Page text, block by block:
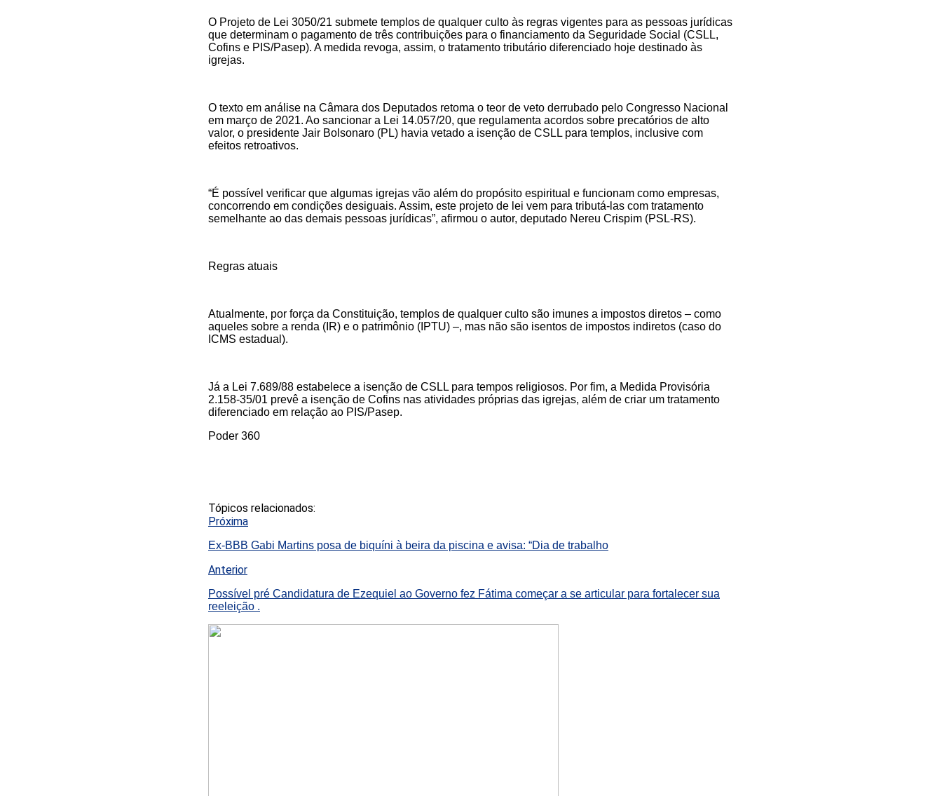
O Projeto de Lei 3050/21 submete templos de qualquer culto às regras vigentes para as pessoas jurídicas
que determinam o pagamento de três contribuições para o financiamento da Seguridade Social (CSLL,
Cofins e PIS/Pasep). A medida revoga, assim, o tratamento tributário diferenciado hoje destinado às
igrejas.
O texto em análise na Câmara dos Deputados retoma o teor de veto derrubado pelo Congresso Nacional
em março de 2021. Ao sancionar a Lei 14.057/20, que regulamenta acordos sobre precatórios de alto
valor, o presidente Jair Bolsonaro (PL) havia vetado a isenção de CSLL para templos, inclusive com
efeitos retroativos.
“É possível verificar que algumas igrejas vão além do propósito espiritual e funcionam como empresas,
concorrendo em condições desiguais. Assim, este projeto de lei vem para tributá-las com tratamento
semelhante ao das demais pessoas jurídicas”, afirmou o autor, deputado Nereu Crispim (PSL-RS).
Regras atuais
Atualmente, por força da Constituição, templos de qualquer culto são imunes a impostos diretos – como
aqueles sobre a renda (IR) e o patrimônio (IPTU) –, mas não são isentos de impostos indiretos (caso do
ICMS estadual).
Já a Lei 7.689/88 estabelece a isenção de CSLL para tempos religiosos. Por fim, a Medida Provisória
2.158-35/01 prevê a isenção de Cofins nas atividades próprias das igrejas, além de criar um tratamento
diferenciado em relação ao PIS/Pasep.
Poder 360
Tópicos relacionados:
Próxima
Ex-BBB Gabi Martins posa de biquíni à beira da piscina e avisa: “Dia de trabalho
Anterior
Possível pré Candidatura de Ezequiel ao Governo fez Fátima começar a se articular para fortalecer sua
reeleição .